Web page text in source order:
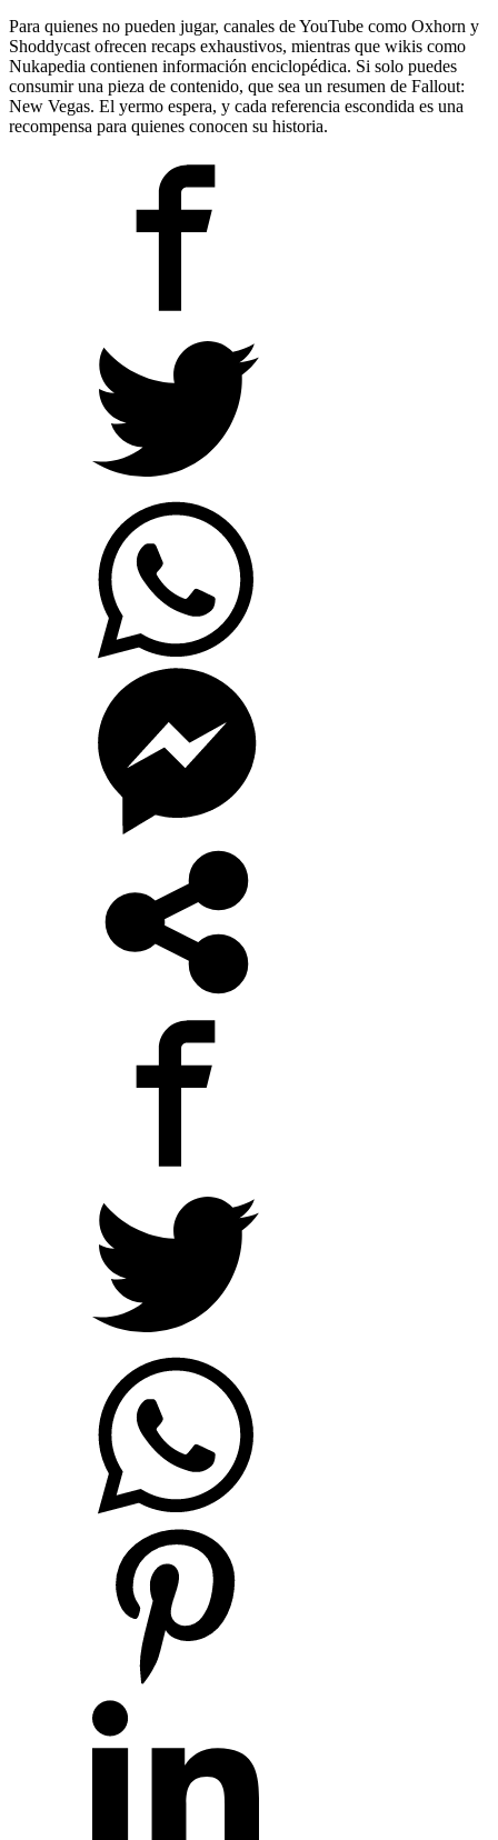
Para quienes no pueden jugar, canales de YouTube como Oxhorn y
Shoddycast ofrecen recaps exhaustivos, mientras que wikis como
Nukapedia contienen información enciclopédica. Si solo puedes
consumir una pieza de contenido, que sea un resumen de Fallout:
New Vegas. El yermo espera, y cada referencia escondida es una
recompensa para quienes conocen su historia.